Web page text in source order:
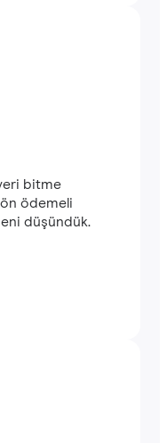
bitme
ödemeli
düşündük.